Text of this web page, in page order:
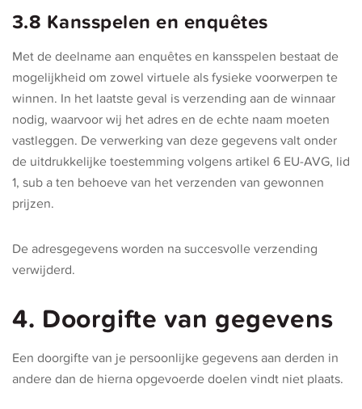
3.8 Kansspelen en enquêtes
Met de deelname aan enquêtes en kansspelen bestaat de
mogelijkheid om zowel virtuele als fysieke voorwerpen te
winnen. In het laatste geval is verzending aan de winnaar
nodig, waarvoor wij het adres en de echte naam moeten
vastleggen. De verwerking van deze gegevens valt onder
de uitdrukkelijke toestemming volgens artikel 6 EU-AVG, lid
1, sub a ten behoeve van het verzenden van gewonnen
prijzen.
De adresgegevens worden na succesvolle verzending
verwijderd.
4. Doorgifte van gegevens
Een doorgifte van je persoonlijke gegevens aan derden in
andere dan de hierna opgevoerde doelen vindt niet plaats.